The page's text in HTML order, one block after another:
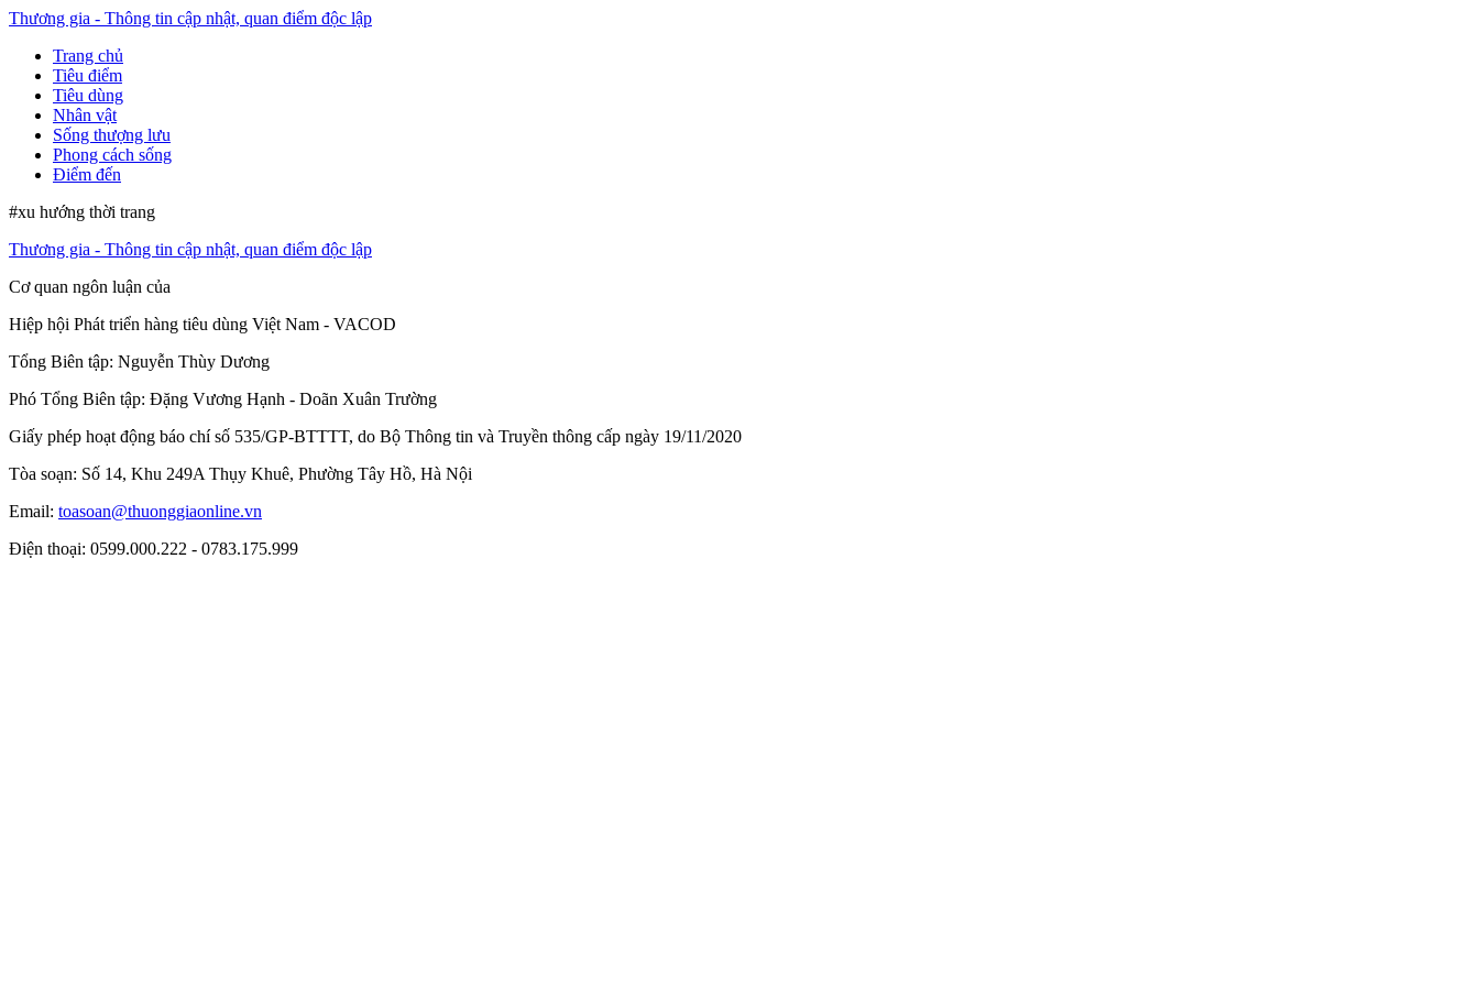
Thương gia - Thông tin cập nhật, quan điểm độc lập
Trang chủ
Tiêu điểm
Tiêu dùng
Nhân vật
Sống thượng lưu
Phong cách sống
Điểm đến
#xu hướng thời trang
Thương gia - Thông tin cập nhật, quan điểm độc lập
Cơ quan ngôn luận của
Hiệp hội Phát triển hàng tiêu dùng Việt Nam - VACOD
Tổng Biên tập: Nguyễn Thùy Dương
Phó Tổng Biên tập: Đặng Vương Hạnh - Doãn Xuân Trường
Giấy phép hoạt động báo chí số 535/GP-BTTTT, do Bộ Thông tin và Truyền thông cấp ngày 19/11/2020
Tòa soạn: Số 14, Khu 249A Thụy Khuê, Phường Tây Hồ, Hà Nội
Email: toasoan@thuonggiaonline.vn
Điện thoại: 0599.000.222 - 0783.175.999